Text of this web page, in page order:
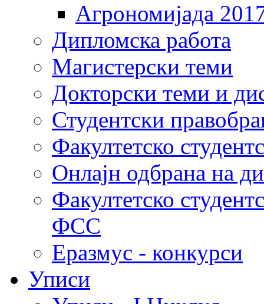
Агрономијада
Дипломска работа
Магистерски теми
Докторски теми и
Студентски
Факултетско
Онлајн одбрана на
Факултетско
ФСС
Еразмус - конкурси
Уписи